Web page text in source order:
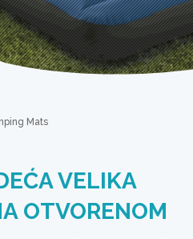
Mats
VELIKA
OTVORENOM